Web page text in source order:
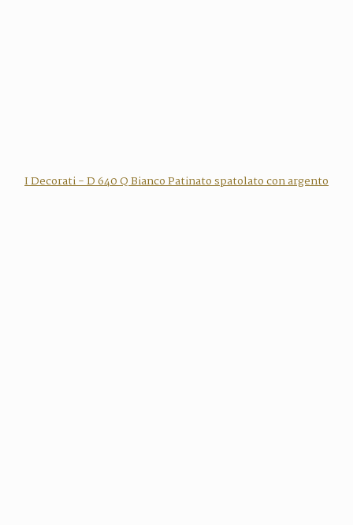
I Decorati - D 640 Q Bianco Patinato spatolato con argento